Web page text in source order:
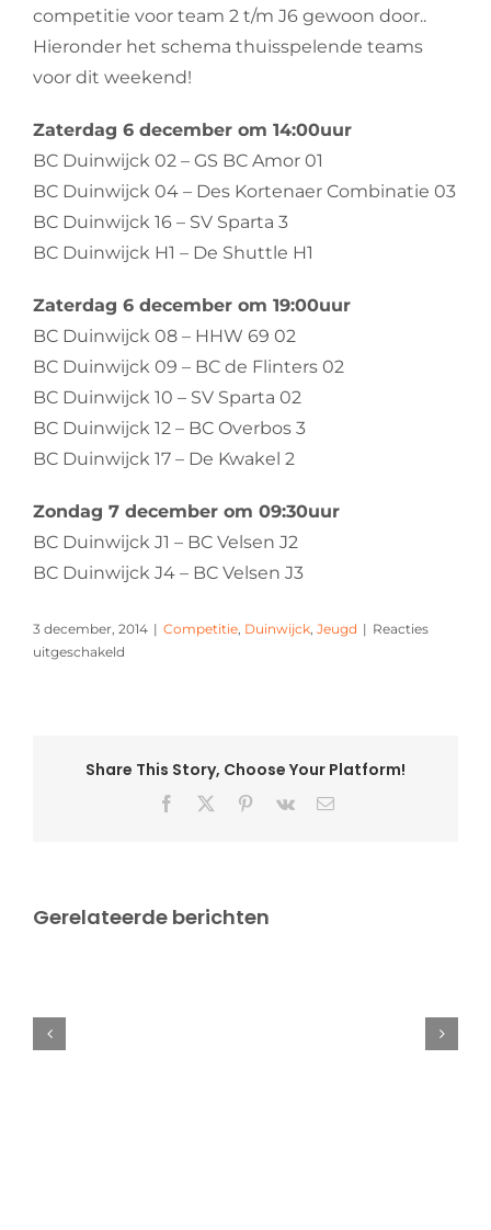
competitie voor team 2 t/m J6 gewoon door..
Hieronder het schema thuisspelende teams
voor dit weekend!
Zaterdag 6 december om 14:00uur
BC Duinwijck 02 – GS BC Amor 01
BC Duinwijck 04 – Des Kortenaer Combinatie 03
BC Duinwijck 16 – SV Sparta 3
BC Duinwijck H1 – De Shuttle H1
Zaterdag 6 december om 19:00uur
BC Duinwijck 08 – HHW 69 02
BC Duinwijck 09 – BC de Flinters 02
BC Duinwijck 10 – SV Sparta 02
BC Duinwijck 12 – BC Overbos 3
BC Duinwijck 17 – De Kwakel 2
Zondag 7 december om 09:30uur
BC Duinwijck J1 – BC Velsen J2
BC Duinwijck J4 – BC Velsen J3
3 december, 2014 | Competitie, Duinwijck, Jeugd | Reacties
uitgeschakeld
Share This Story, Choose Your Platform!
Facebook Pinterest
Vk
E-
Gerelateerde berichten